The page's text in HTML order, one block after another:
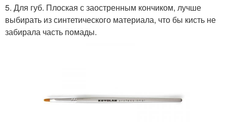
5. Для губ. Плоская с заостренным кончиком, лучше
выбирать из синтетического материала, что бы кисть не
забирала часть помады.